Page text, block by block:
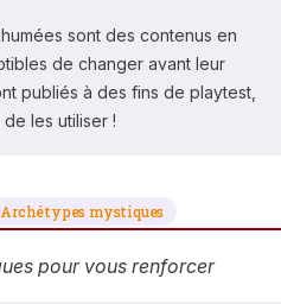
sont des contenus en
de changer avant leur
publiés à des fins de playtest,
les utiliser !
Archétypes mystiques
pour vous renforcer